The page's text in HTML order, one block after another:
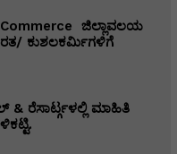
ಜಿಲ್ಲಾವಲಯ
ಕುಶಲಕರ್ಮಿಗಳಿಗೆ
ರೆಸಾರ್ಟ್ಗಳಲ್ಲಿ ಮಾಹಿತಿ